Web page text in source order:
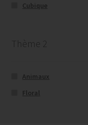
Cubique
Thème 2
Animaux
Floral